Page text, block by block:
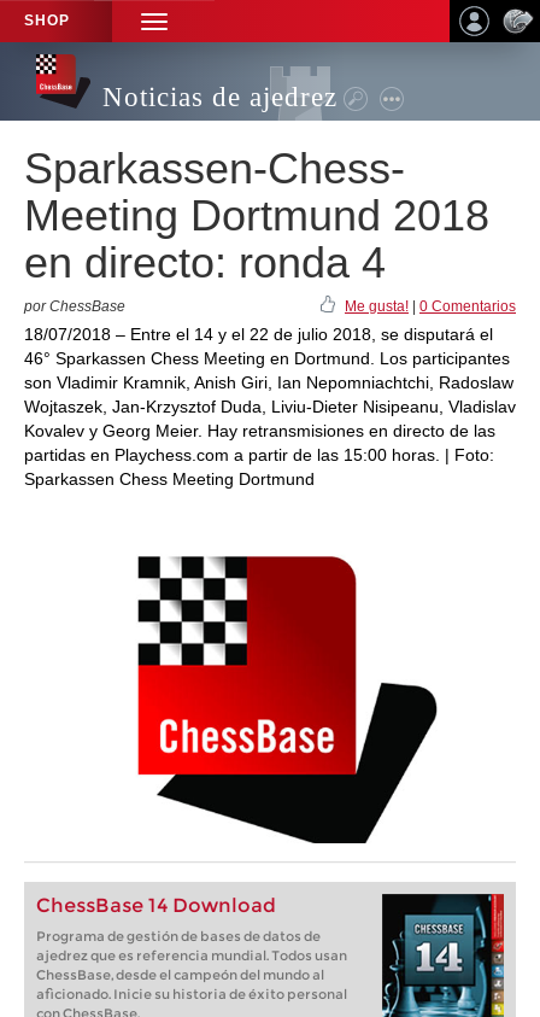
SHOP
TOGGLE
NAVIGATION
Noticias de ajedrez
Sparkassen-Chess-
Meeting Dortmund 2018
en directo: ronda 4
por ChessBase Me gusta! 0 Comentarios
18/07/2018 – Entre el 14 y el 22 de julio 2018, se disputará el
46° Sparkassen Chess Meeting en Dortmund. Los participantes
son Vladimir Kramnik, Anish Giri, Ian Nepomniachtchi, Radoslaw
Wojtaszek, Jan-Krzysztof Duda, Liviu-Dieter Nisipeanu, Vladislav
Kovalev y Georg Meier. Hay retransmisiones en directo de las
partidas en Playchess.com a partir de las 15:00 horas. | Foto:
Sparkassen Chess Meeting Dortmund
ChessBase 14 Download
Programa de gestión de bases de datos de
ajedrez que es referencia mundial. Todos usan
ChessBase, desde el campeón del mundo al
aficionado. Inicie su historia de éxito personal
con ChessBase.